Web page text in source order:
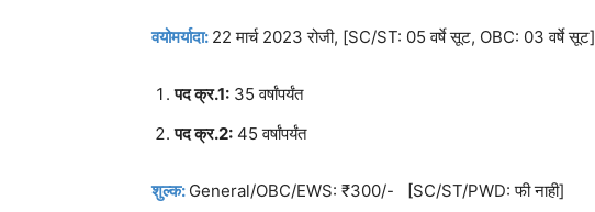
वयोमर्यादा: 22 मार्च 2023 रोजी, [SC/ST: 05 वर्षे सूट, OBC: 03 वर्षे सूट]
पद क्र.1: 35 वर्षांपर्यंत
पद क्र.2: 45 वर्षांपर्यंत
शुल्क: General/OBC/EWS: ₹300/- [SC/ST/PWD: फी नाही]